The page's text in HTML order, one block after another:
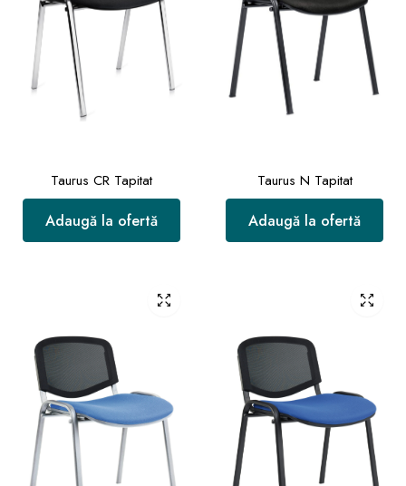
Taurus CR Tapitat
Adaugă la ofertă
Taurus N Tapitat
Adaugă la ofertă